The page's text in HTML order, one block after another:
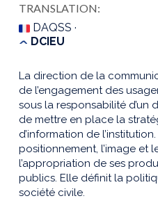
TRANSLATION:
DAQSS ·
DCIEU
La direction de la
de l’engagement des
sous la responsabilité d’un
de mettre en place la
d’information de
positionnement, l’image et
l’appropriation de ses
publics. Elle définit la
société civile.